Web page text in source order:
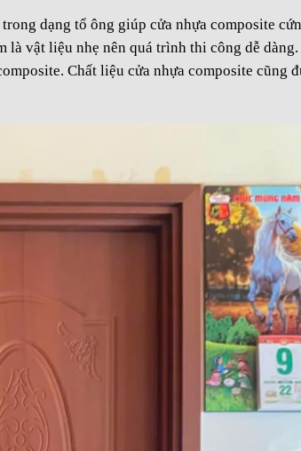
dạng tổ ông giúp cửa nhựa composite
vật liệu nhẹ nên quá trình thi công dễ
Chất liệu cửa nhựa composite cũng